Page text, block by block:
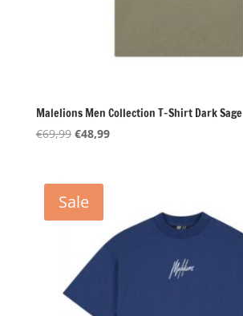
Malelions Men Collection T-Shirt Dark Sage
€69,99 Oorspronkelijke
€69,99.
€48,99Huidige
Sale